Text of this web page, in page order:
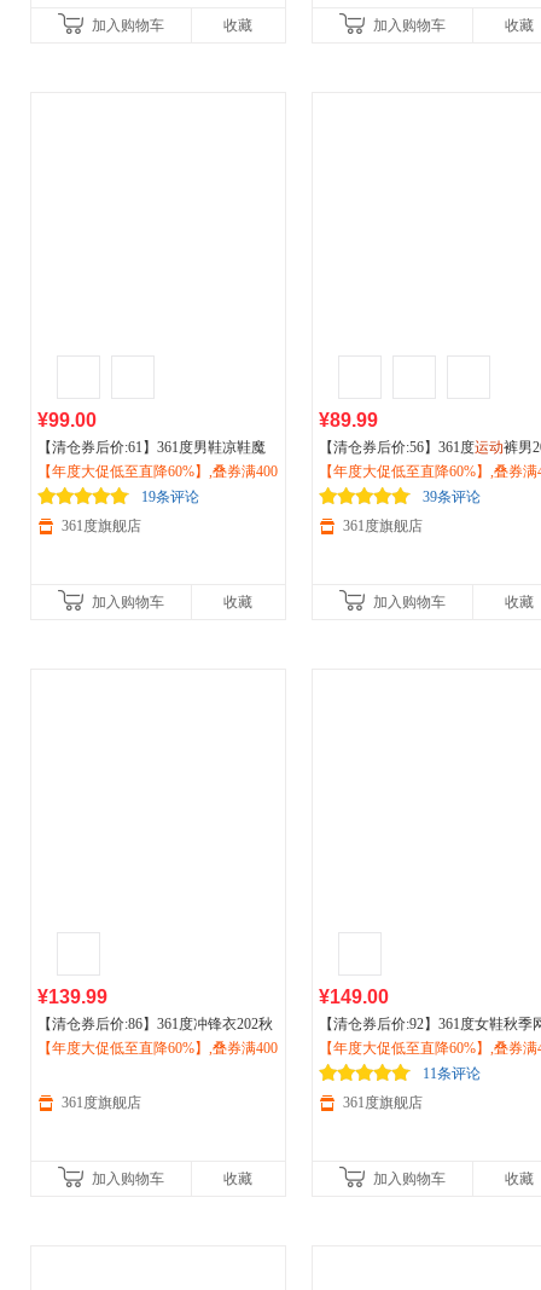
加入购物车 收藏 加入购物车 收藏
¥99.00
【清仓券后价:61】361度男鞋凉鞋魔
术贴凉拖运动鞋一脚蹬户外涉水鞋防
滑软弹休闲鞋572426715
【年度大促低至直降60%】,叠券满400
减150/600减230,立即抢购！
19条评论
361度旗舰店
加入购物车 收藏
¥89.99
【清仓券后价:56】361度运动裤男
6夏季新款 冰丝宽松束脚休闲裤户
徒步工装裤子652429701
【年度大促低至直降60%】,叠券满
减150/600减230,立即抢购！
39条评论
361度旗舰店
加入购物车 收藏
¥139.99
【清仓券后价:86】361度冲锋衣202秋
季新款男防水立领硬壳冲锋衣户外运
【年度大促低至直降60%】,叠券满400
361度旗舰店
加入购物车 收藏
¥149.00
【清仓券后价:92】361度女鞋秋季
面透气轻便运动鞋2026秋季户外减
防滑跑步鞋682526776
【年度大促低至直降60%】,叠券满
减150/600减230,立即抢购！
11条评论
361度旗舰店
加入购物车 收藏